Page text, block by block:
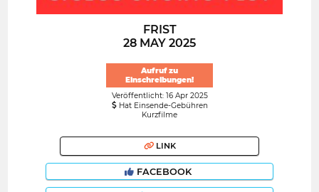
FRIST
28 MAY 2025
Aufruf zu
Einschreibungen!
Veröffentlicht: 16 Apr 2025
Hat Einsende-Gebühren
Kurzfilme
LINK
FACEBOOK